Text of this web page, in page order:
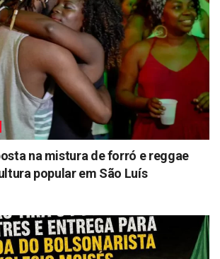
na mistura de forró e reggae
popular em São Luís